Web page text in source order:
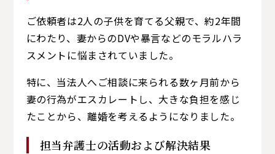
ご依頼者は2人の子供を育てる父親で、約2年間
にわたり、妻からのDVや暴言などのモラルハラ
スメントに悩まされていました。
特に、当法人へご相談に来られる数ヶ月前から
妻の行為がエスカレートし、大きな負担を感じ
たことから、離婚を考えるようになりました。
担当弁護士の活動および解決結果